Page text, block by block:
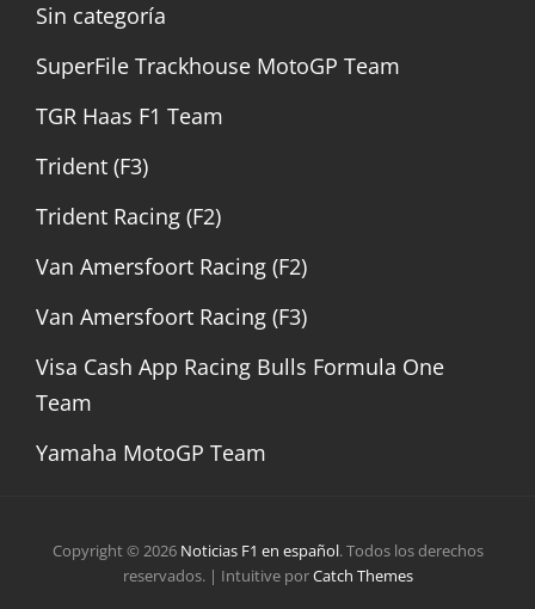
Sin categoría
SuperFile Trackhouse MotoGP Team
TGR Haas F1 Team
Trident (F3)
Trident Racing (F2)
Van Amersfoort Racing (F2)
Van Amersfoort Racing (F3)
Visa Cash App Racing Bulls Formula One
Team
Yamaha MotoGP Team
Copyright © 2026 Noticias F1 en español. Todos los derechos
reservados. | Intuitive porCatch Themes